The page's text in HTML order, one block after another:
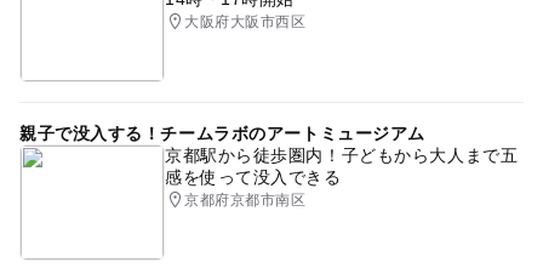
大阪府大阪市西区
親子で没入する！チームラボのアートミュージアム
京都駅から徒歩圏内！子どもから大人まで五
感を使って没入できる
京都府京都市南区